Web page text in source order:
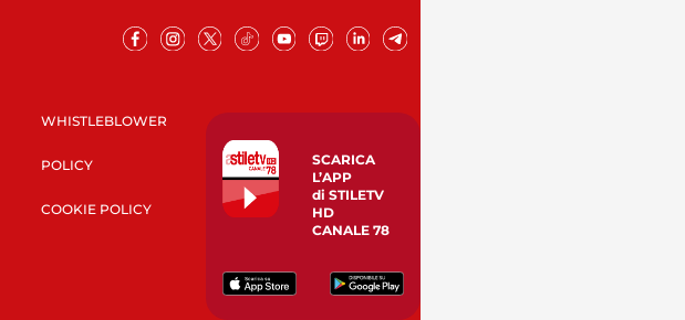
WHISTLEBLOWER
POLICY
COOKIE POLICY
SCARICA
L’APP
di STILETV
HD
CANALE 78